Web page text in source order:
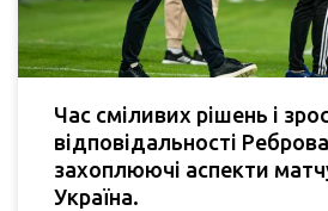
Час сміливих рішень і
відповідальності
захоплюючі аспекти
Україна.